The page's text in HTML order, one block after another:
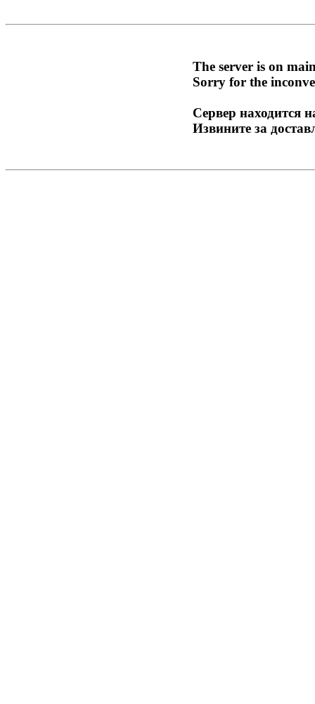
The server is on
Sorry for the
Сервер находится
Извините за